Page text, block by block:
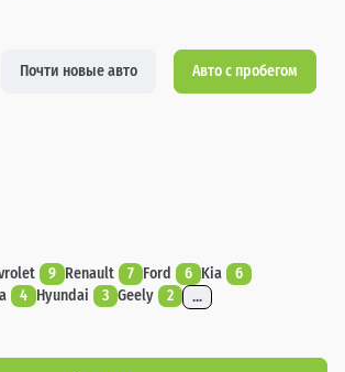
Почти новые авто Авто с пробегом
9 Renault 7 Ford 6 Kia
6
4 Hyundai 3 Geely 2 ...